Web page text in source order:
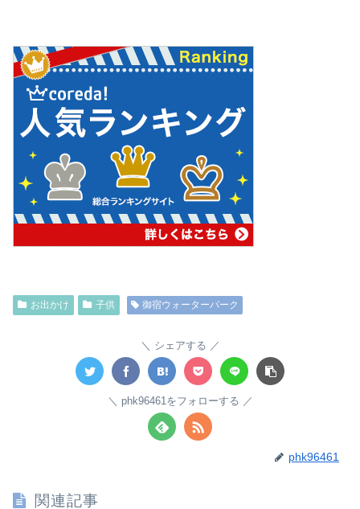
お出かけ 子供 御宿ウォーターパーク
シェアする
phk96461をフォローする
phk96461
関連記事